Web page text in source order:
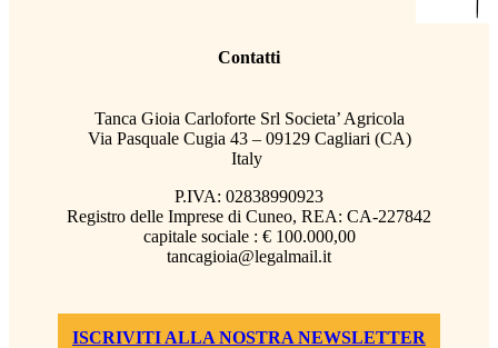
Contatti
Tanca Gioia Carloforte Srl Societa’ Agricola
Via Pasquale Cugia 43 – 09129 Cagliari (CA)
Italy
P.IVA: 02838990923
Registro delle Imprese di Cuneo, REA: CA-227842
capitale sociale : € 100.000,00
tancagioia@legalmail.it
ISCRIVITI ALLA NOSTRA NEWSLETTER